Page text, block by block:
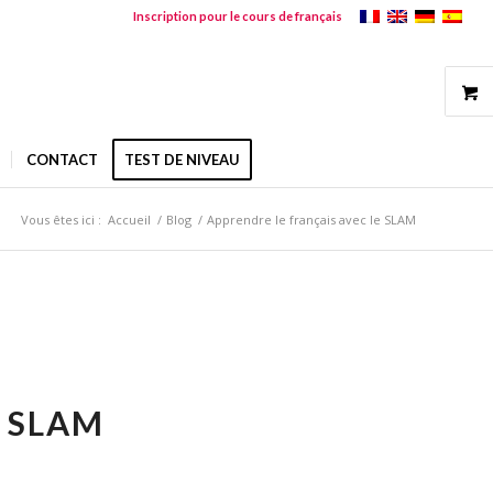
Inscription pour le cours de français
CONTACT TEST DE NIVEAU
Vous êtes ici : Accueil / Blog / Apprendre le français avec le SLAM